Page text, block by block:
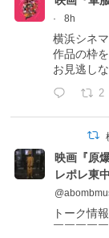
·
8h
横浜シネ
作品の枠
お見逃しな
2
映画『原
レポレ東
トーク情
￣￣￣￣